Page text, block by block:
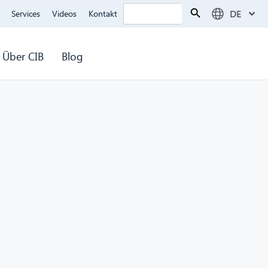
Services Videos Kontakt Search DE
Über CIB Blog